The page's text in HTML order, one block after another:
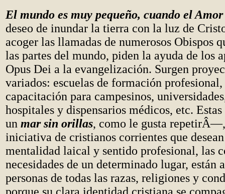
El mundo es muy pequeño, cuando el Amor
deseo de inundar la tierra con la luz de
acoger las llamadas de numerosos Obispos
las partes del mundo, piden la ayuda de los
Opus Dei a la evangelización. Surgen
variados: escuelas de formación profesional,
capacitación para campesinos,
hospitales y dispensarios médicos, etc.
un mar sin orillas, como le gusta
iniciativa de cristianos corrientes que
mentalidad laical y sentido profesional, las
necesidades de un determinado lugar, están
personas de todas las razas, religiones y